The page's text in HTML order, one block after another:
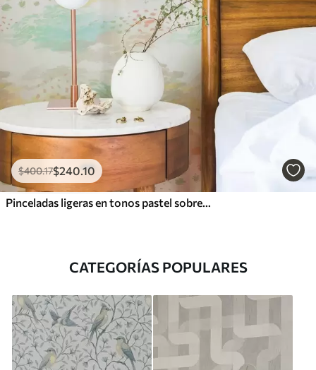
$400.17$240.10
Pinceladas ligeras en tonos pastel sobre un fondo casi blanco
CATEGORÍAS POPULARES